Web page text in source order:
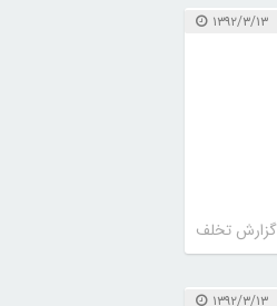
گزارش تخلف